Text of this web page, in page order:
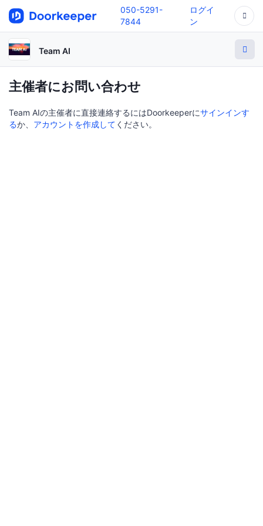
050-5291-
7844
ログイ
ン
Team AI
主催者にお問い合わせ
Team AIの主催者に直接連絡するにはDoorkeeperにサインインす
るか、 アカウントを作成して ください。